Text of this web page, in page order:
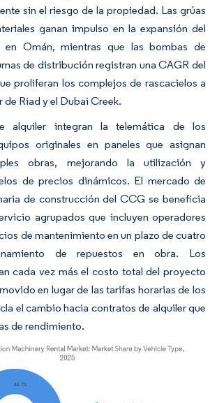
sin el riesgo de la propiedad. Las grúas
ganan impulso en la expansión del
Omán, mientras que las bombas de
de distribución registran una CAGR del
proliferan los complejos de rascacielos a
de Riad y el Dubai Creek.
alquiler integran la telemática de los
originales en paneles que asignan
obras, mejorando la utilización y
de precios dinámicos. El mercado de
de construcción del CCG se beneficia
agrupados que incluyen operadores
de mantenimiento en un plazo de cuatro
de repuestos en obra. Los
cada vez más el costo total del proyecto
en lugar de las tarifas horarias de los
el cambio hacia contratos de alquiler que
de rendimiento.